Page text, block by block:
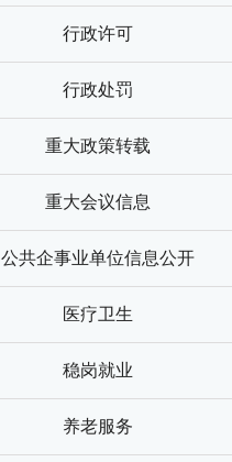
行政许可
行政处罚
重大政策转载
重大会议信息
公共企事业单位信息公开
医疗卫生
稳岗就业
养老服务